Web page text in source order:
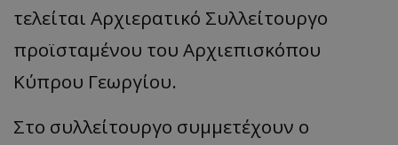
τελείται Αρχιερατικό Συλλείτουργο
προϊσταμένου του Αρχιεπισκόπου
Κύπρου Γεωργίου.
Στο συλλείτουργο συμμετέχουν ο